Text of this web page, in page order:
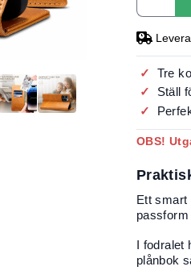
Tre
Ställ
OBS!
Ett smart
I
plånbok